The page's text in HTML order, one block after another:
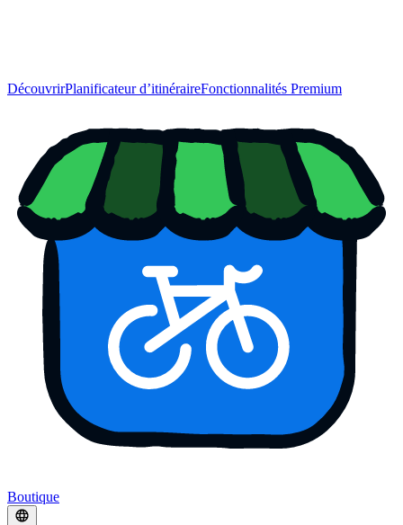
DécouvrirPlanificateur d’itinéraireFonctionnalités Premium
Boutique